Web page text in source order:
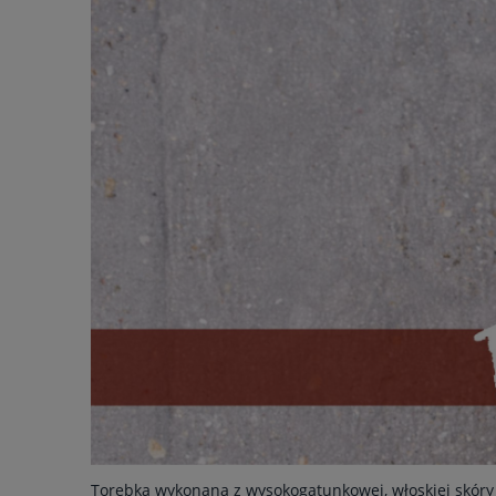
Torebka wykonana z wysokogatunkowej, włoskiej